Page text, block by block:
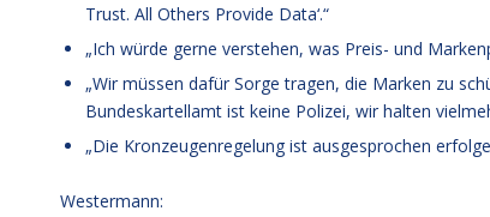
Trust. All Others Provide Data‘.“
„Ich würde gerne verstehen, was Preis- und
„Wir müssen dafür Sorge tragen, die Marken zu
Bundeskartellamt ist keine Polizei, wir halten
„Die Kronzeugenregelung ist ausgesprochen
Westermann: